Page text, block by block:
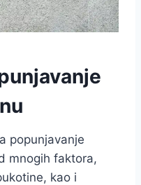
popunjavanje
mnogih faktora,
kao i